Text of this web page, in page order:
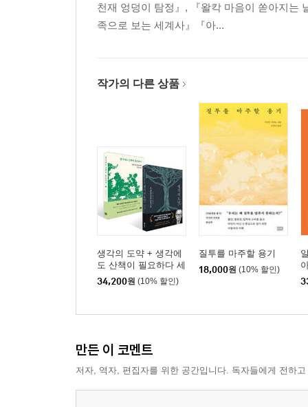
천재 엉덩이 탐정』, 『왈칵 마음이 쏟아지는
족으로 보는 세계사』『아...
작가의 다른 상품
생각의 도약 + 생각에
도 산책이 필요하다 세
트
34,200원 (10% 할인)
질투를 마주할 용기
18,000원 (10% 할인)
만든 이 코멘트
저자, 역자, 편집자를 위한 공간입니다. 독자들에게 전하